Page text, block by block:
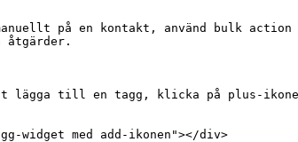
på en kontakt, använd bulk
lägga till en tagg, klicka på plus-
widget med add-ikonen"></div>